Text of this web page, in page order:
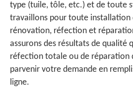
type (tuile, tôle, etc.) et de toute
travaillons pour toute installation
rénovation, réfection et
assurons des résultats de qualité
réfection totale ou de réparation
parvenir votre demande en
ligne.